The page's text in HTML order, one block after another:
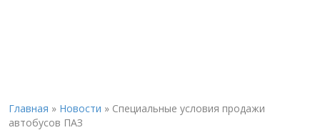
Главная » Новости » Специальные условия продажи
автобусов ПАЗ